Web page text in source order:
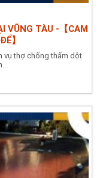
VŨNG TÀU -【CAM
】
vụ thợ chống thấm dột